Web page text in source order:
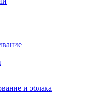
и облака